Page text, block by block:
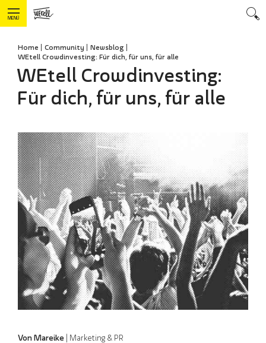
MENÜ
Home Community
Newsblog
WEtell Crowdinvesting: Für dich, für uns, für alle
WEtell Crowdinvesting:
Für dich, für uns, für alle
Von Mareike | Marketing & PR